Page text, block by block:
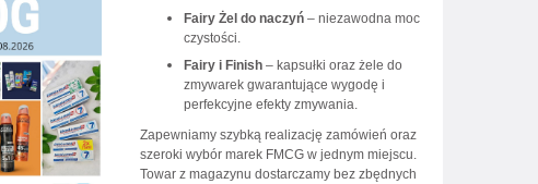
Fairy Żel do naczyń– niezawodna moc
czystości.
Fairy i Finish– kapsułki oraz żele do
zmywarek gwarantujące wygodę i
perfekcyjne efekty zmywania.
Zapewniamy szybką realizację zamówień oraz
szeroki wybór marek FMCG w jednym miejscu.
Towar z magazynu dostarczamy bez zbędnych